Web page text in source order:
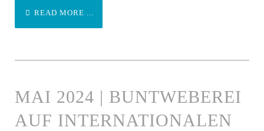
READ MORE ...
MAI 2024 | BUNTWEBEREI
AUF INTERNATIONALEN